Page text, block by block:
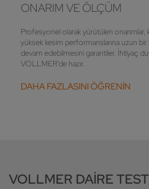
ONARIM VE ÖLÇÜM
Profesyonel olarak yürütülen
yüksek kesim performanslarına uzun
devam edebilmesini garantiler. İhtiyaç
VOLLMER'de hazır.
DAHA FAZLASINI ÖĞRENİN
VOLLMER DAIRE